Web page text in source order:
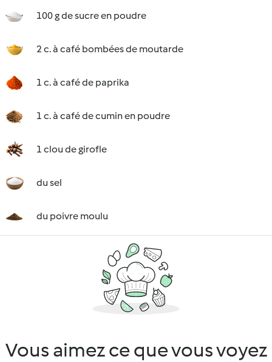
100 g de sucre en poudre
2 c. à café bombées de moutarde
1 c. à café de paprika
1 c. à café de cumin en poudre
1 clou de girofle
du sel
du poivre moulu
Vous aimez ce que vous voyez